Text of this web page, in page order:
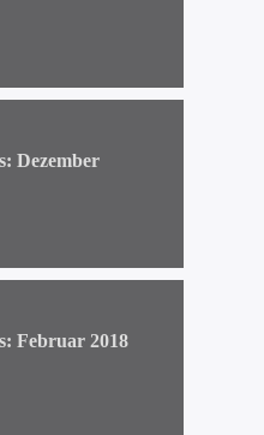
Dezember
Februar 2018